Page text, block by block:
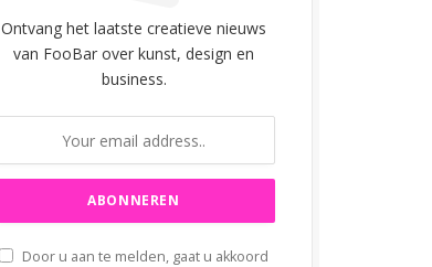
Ontvang het laatste creatieve nieuws
van FooBar over kunst, design en
business.
Door u aan te melden, gaat u akkoord